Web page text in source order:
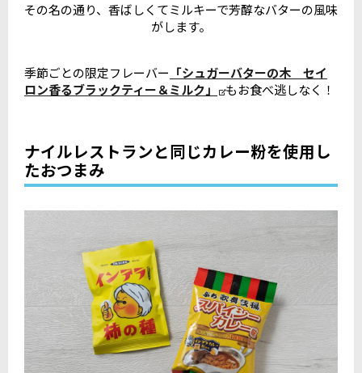
その名の通り、香ばしくてミルキーで芳醇なバターの風味
がします。
季節ごとの限定フレーバー 「シュガーバターの木 セイ
ロン香るブラックティー＆ミルク」
もお食べ逃しなく！
ナイルレストランと同じカレー粉を使用し
たおつまみ